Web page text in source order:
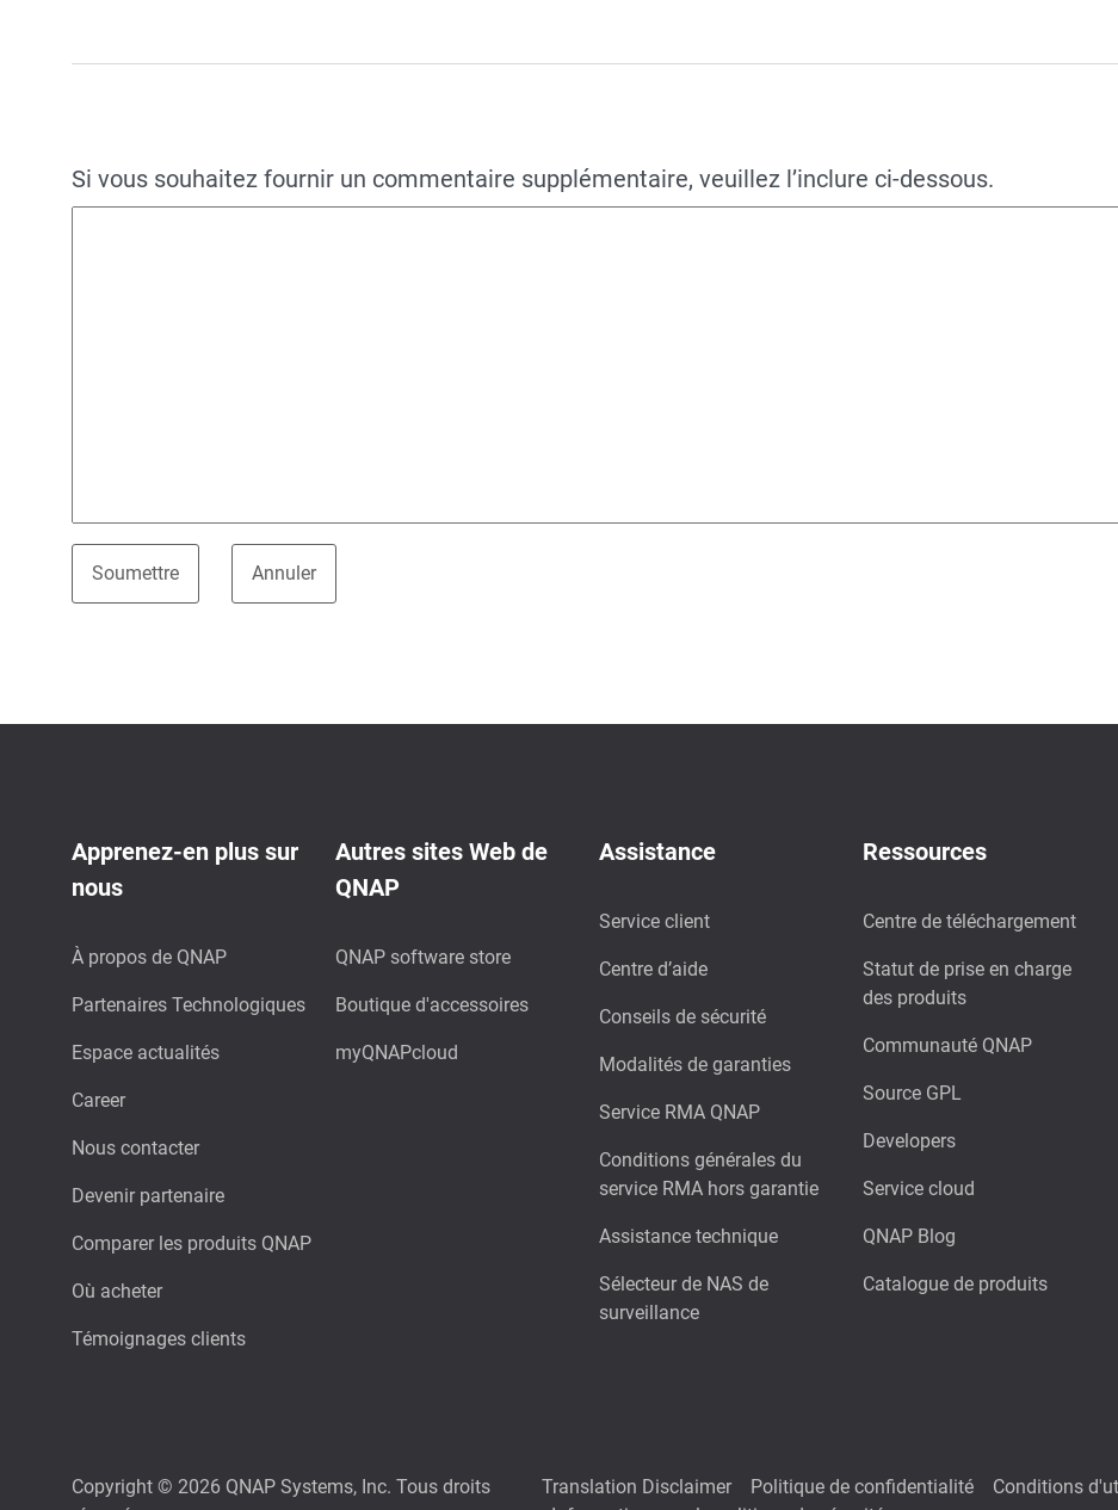
Si vous souhaitez fournir un commentaire supplémentaire, veuillez l’inclure ci-dessous.
Apprenez-en plus sur
nous
À propos de QNAP
Partenaires Technologiques
Espace actualités
Career
Nous contacter
Devenir partenaire
Comparer les produits QNAP
Où acheter
Témoignages clients
Autres sites Web de
QNAP
QNAP software store
Boutique d'accessoires
myQNAPcloud
Assistance
Service client
Centre d’aide
Conseils de sécurité
Modalités de garanties
Service RMA QNAP
Conditions générales du
service RMA hors garantie
Assistance technique
Sélecteur de NAS de
surveillance
Ressources
Centre de téléchargement
Statut de prise en charge
des produits
Communauté QNAP
Source GPL
Developers
Service cloud
QNAP Blog
Catalogue de produits
Copyright © 2026 QNAP Systems, Inc. Tous droits
Translation Disclaimer Politique de confidentialité
Conditions